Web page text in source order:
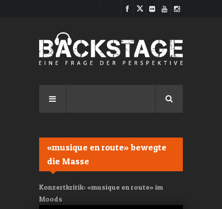
«musique en route» bewegte
die Masse
Konzertkritik: «musique en route» im
Moods